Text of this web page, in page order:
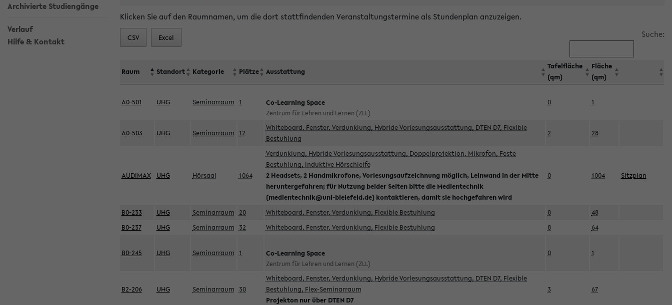
Archivierte Studiengänge
Verlauf
Hilfe & Kontakt
Klicken Sie auf den Raumnamen, um die dort stattfindenden Veranstaltungstermine als Stundenplan anzuzeigen.
CSV Excel Suche:
Raum Standort Kategorie Plätze Ausstattung
Tafelfläche
(qm)
Fläche
(qm)
A0-501 UHG Seminarraum 1 Co-Learning Space
Zentrum für Lehren und Lernen (ZLL)
0 1
A0-503 UHG Seminarraum 12
Whiteboard, Fenster, Verdunklung, Hybride Vorlesungsausstattung, DTEN D7, Flexible
Bestuhlung
2 28
AUDIMAX UHG Hörsaal 1064
Verdunklung, Hybride Vorlesungsausstattung, Doppelprojektion, Mikrofon, Feste
Bestuhlung, Induktive Hörschleife
2 Headsets, 2 Handmikrofone, Vorlesungsaufzeichnung möglich, Leinwand in der Mitte
heruntergefahren; für Nutzung beider Seiten bitte die Medientechnik
(medientechnik@uni-bielefeld.de) kontaktieren, damit sie hochgefahren wird
0 1004 Sitzplan
B0-233 UHG Seminarraum 20 Whiteboard, Fenster, Verdunklung, Flexible Bestuhlung 8
48
B0-237
UHG Seminarraum 32 Whiteboard, Fenster, Verdunklung, Flexible Bestuhlung 8 64
B0-245 UHG Seminarraum 1 Co-Learning Space
Zentrum für Lehren und Lernen (ZLL)
0 1
B2-206 UHG Seminarraum 30
Whiteboard, Fenster, Verdunklung, Hybride Vorlesungsausstattung, DTEN D7, Flexible
Bestuhlung, Flex-Seminarraum
Projekton nur über DTEN D7
3 67